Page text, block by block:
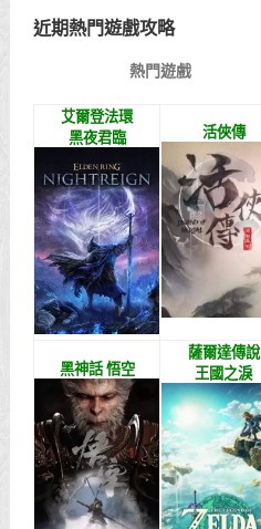
近期熱門遊戲攻略
熱門遊戲
艾爾登法環
黑夜君臨
活俠傳
黑神話 悟空
薩爾達傳說
王國之淚